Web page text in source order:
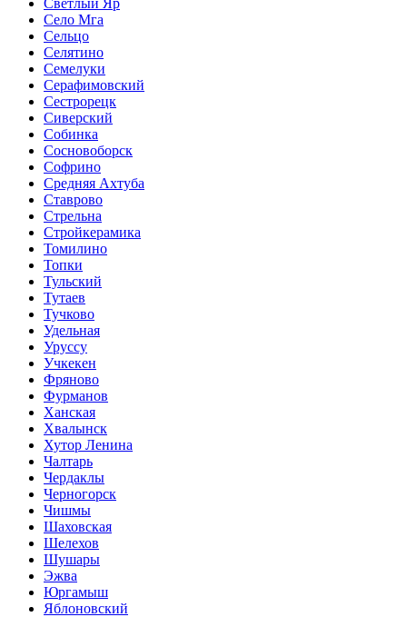
Село Мга
Сельцо
Селятино
Семелуки
Серафимовский
Сестрорецк
Сиверский
Собинка
Сосновоборск
Софрино
Средняя Ахтуба
Ставрово
Стрельна
Стройкерамика
Томилино
Топки
Тульский
Тутаев
Тучково
Удельная
Уруссу
Учкекен
Фряново
Фурманов
Ханская
Хвалынск
Хутор Ленина
Чалтарь
Чердаклы
Черногорск
Чишмы
Шаховская
Шелехов
Шушары
Эжва
Юргамыш
Яблоновский